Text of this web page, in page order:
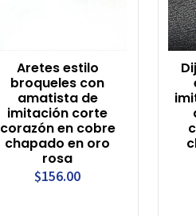
Aretes estilo
broqueles con
amatista de
imitación corte
corazón en cobre
chapado en oro
rosa
$156.00